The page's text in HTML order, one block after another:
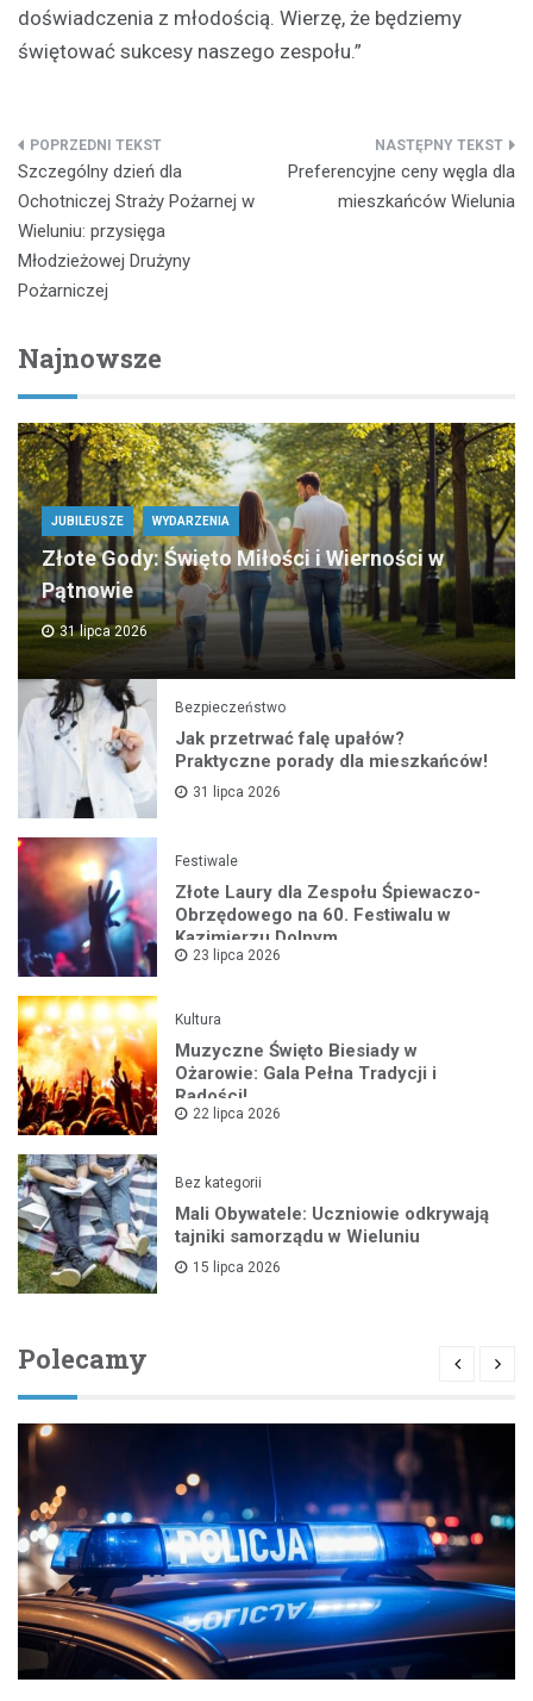
doświadczenia z młodością. Wierzę, że będziemy
świętować sukcesy naszego zespołu.”
Nawigacja
wpisu
Szczególny dzień dla
Ochotniczej Straży Pożarnej w
Wieluniu: przysięga
Młodzieżowej Drużyny
Pożarniczej
Preferencyjne ceny węgla dla
mieszkańców Wielunia
Najnowsze
JUBILEUSZE WYDARZENIA
Złote Gody: Święto Miłości i Wierności w
Pątnowie
31 lipca 2026
Bezpieczeństwo
Jak przetrwać falę upałów?
Praktyczne porady dla mieszkańców!
31 lipca 2026
Festiwale
Złote Laury dla Zespołu Śpiewaczo-
Obrzędowego na 60. Festiwalu w
Kazimierzu Dolnym
23 lipca 2026
Kultura
Muzyczne Święto Biesiady w
Ożarowie: Gala Pełna Tradycji i
Radości!
22 lipca 2026
Bez kategorii
Mali Obywatele: Uczniowie odkrywają
tajniki samorządu w Wieluniu
15 lipca 2026
Polecamy